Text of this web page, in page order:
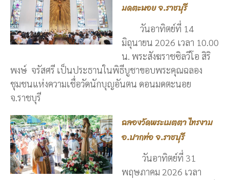
มดตะนอย จ.ราชบุรี
วันอาทิตย์ที่ 14
มิถุนายน 2026 เวลา 10.00
น. พระสังฆราชซิลวีโอ สิริ
พงษ์ จรัสศรี เป็นประธานในพิธีบูชาขอบพระคุณฉลอง
ชุมชนแห่งความเชื่อวัดนักบุญอันตน ดอนมดตะนอย
จ.ราชบุรี
ฉลองวัดพระเมตตา ไทรงาม
อ.ปากท่อ จ.ราชบุรี
วันอาทิตย์ที่ 31
พฤษภาคม 2026 เวลา